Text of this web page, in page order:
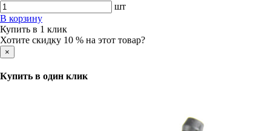
шт
В корзину
Купить в 1 клик
Хотите скидку 10 % на этот товар?
×
Купить в один клик